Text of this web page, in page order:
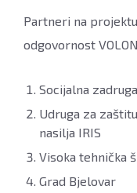
Partneri na
odgovornost
Socijalna
Udruga za
nasilja IRIS
Visoka tehnička
Grad Bjelovar